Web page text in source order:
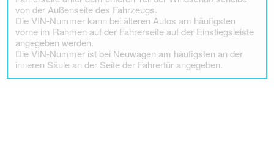
von der Außenseite des Fahrzeugs.
Die VIN-Nummer kann bei älteren Autos am häufigsten
vorne im Rahmen auf der Fahrerseite auf der Einstiegsleiste
angegeben werden.
Die VIN-Nummer ist bei Neuwagen am häufigsten an der
inneren Säule an der Seite der Fahrertür angegeben.